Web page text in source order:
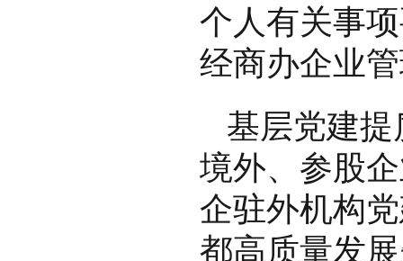
个人有关事
经商办企业
基层党建
境外、参股
企驻外机构
都高质量发